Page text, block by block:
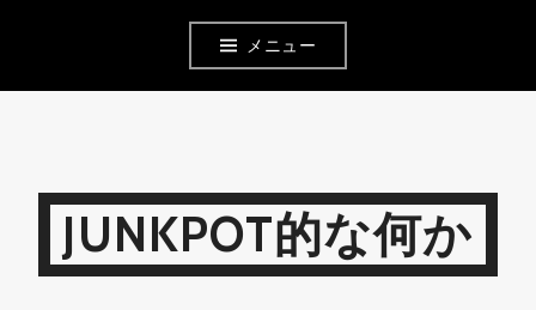
メニュー
JUNKPOT的な何か